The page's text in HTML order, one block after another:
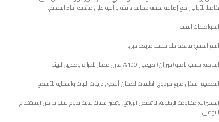
كاملاً للأواني مع إضافة لمسة جمالية دافئة وراقية على مائدتك أثناء التقديم.
المواصفات الفنية:
اسم المنتج: قاعده حله خشب مربعه دبل.
الخامة: خشب بامبو (خيزران) طبيعي 100%، عازل ممتاز للحرارة وصديق للبيئة.
التصميم: شكل مربع مزدوج الطبقات لضمان أقصى درجات الثبات والحماية للأسطح.
المميزات: مقاومة للرطوبة، لا تمتص الروائح، وتتميز بمتانة عالية تدوم لسنوات من الاستخدام
اليومي.